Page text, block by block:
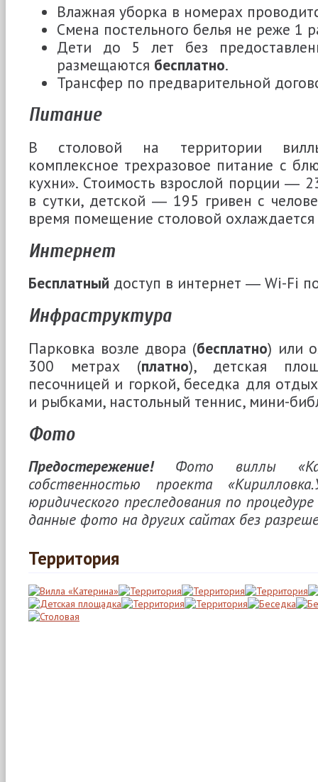
Влажная уборка в номерах
Смена постельного белья не реже 1
Дети до 5 лет без
размещаются бесплатно.
Трансфер по предварительной
Питание
В столовой на территории
комплексное трехразовое питание с
кухни». Стоимость взрослой порции ―
в сутки, детской ― 195 гривен с
время помещение столовой
Интернет
Бесплатный доступ в интернет ― Wi-Fi
Инфраструктура
Парковка возле двора (бесплатно) или
300 метрах (платно), детская
песочницей и горкой, беседка для
и рыбками, настольный теннис, мини-
Фото
Предостережение!Фото виллы
собственностью проекта
юридического преследования по
данные фото на других сайтах без
Территория